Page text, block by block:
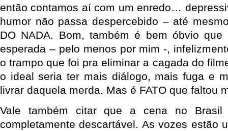
então contamos aí com um enredo…
humor não passa despercebido – até
DO NADA. Bom, também é bem óbvio
esperada – pelo menos por mim -,
o trampo que foi pra eliminar a cagada do
o ideal seria ter mais diálogo, mais fuga e
livrar daquela merda. Mas é FATO que faltou
Vale também citar que a cena no Brasil
completamente descartável. As vozes estão